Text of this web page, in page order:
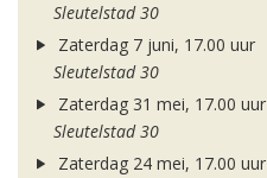
Sleutelstad 30
Zaterdag 7 juni, 17.00 uur
Sleutelstad 30
Zaterdag 31 mei, 17.00 uur
Sleutelstad 30
Zaterdag 24 mei, 17.00 uur